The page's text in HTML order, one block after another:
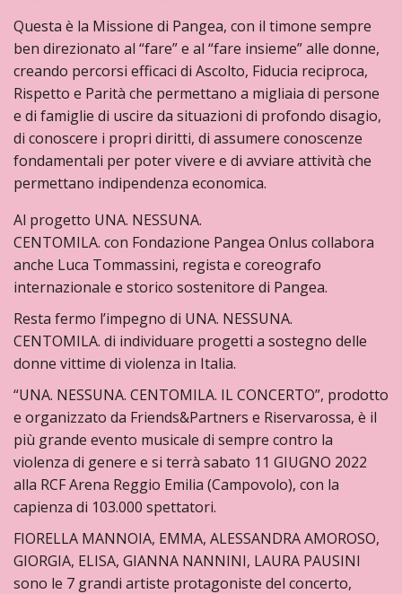
Questa è la Missione di Pangea, con il timone sempre
ben direzionato al “fare” e al “fare insieme” alle donne,
creando percorsi efficaci di Ascolto, Fiducia reciproca,
Rispetto e Parità che permettano a migliaia di persone
e di famiglie di uscire da situazioni di profondo disagio,
di conoscere i propri diritti, di assumere conoscenze
fondamentali per poter vivere e di avviare attività che
permettano indipendenza economica.
Al progetto UNA. NESSUNA.
CENTOMILA. con Fondazione Pangea Onlus collabora
anche Luca Tommassini, regista e coreografo
internazionale e storico sostenitore di Pangea.
Resta fermo l’impegno di UNA. NESSUNA.
CENTOMILA. di individuare progetti a sostegno delle
donne vittime di violenza in Italia.
“UNA. NESSUNA. CENTOMILA. IL CONCERTO”, prodotto
e organizzato da Friends&Partners e Riservarossa, è il
più grande evento musicale di sempre contro la
violenza di genere e si terrà sabato 11 GIUGNO 2022
alla RCF Arena Reggio Emilia (Campovolo), con la
capienza di 103.000 spettatori.
FIORELLA MANNOIA, EMMA, ALESSANDRA AMOROSO,
GIORGIA, ELISA, GIANNA NANNINI, LAURA PAUSINI
sono le 7 grandi artiste protagoniste del concerto,